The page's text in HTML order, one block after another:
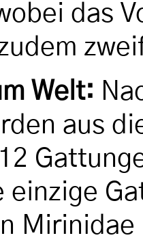
das
Welt:
aus
einzige